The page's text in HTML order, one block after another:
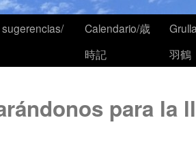
Calendario/歳
時記
羽鶴
para la